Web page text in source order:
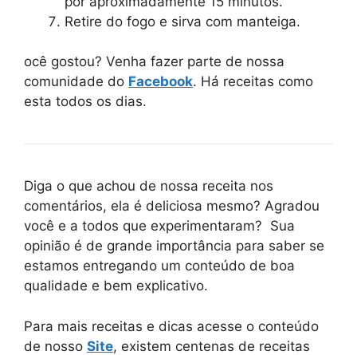
Retire do fogo e sirva com manteiga.
ocê gostou? Venha fazer parte de nossa
comunidade do Facebook. Há receitas como
esta todos os dias.
Diga o que achou de nossa receita nos
comentários, ela é deliciosa mesmo? Agradou
você e a todos que experimentaram? Sua
opinião é de grande importância para saber se
estamos entregando um conteúdo de boa
qualidade e bem explicativo.
Para mais receitas e dicas acesse o conteúdo
de nosso Site, existem centenas de receitas